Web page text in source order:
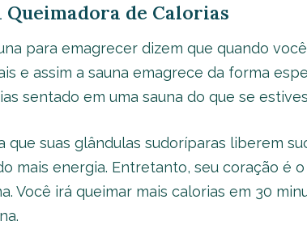
Queimadora de Calorias
para emagrecer dizem que quando
e assim a sauna emagrece da forma
sentado em uma sauna do que se
que suas glândulas sudoríparas liberem
mais energia. Entretanto, seu coração é
Você irá queimar mais calorias em 30